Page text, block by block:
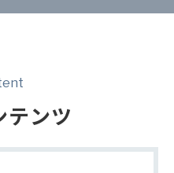
テンツ